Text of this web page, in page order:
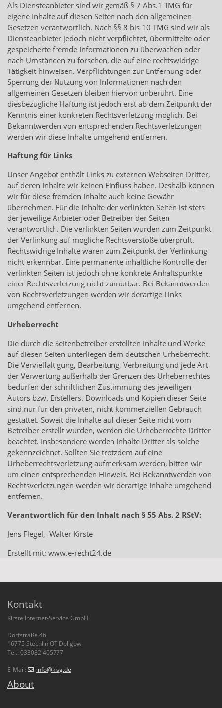
Als Diensteanbieter sind wir gemäß § 7 Abs.1 TMG für
eigene Inhalte auf diesen Seiten nach den allgemeinen
Gesetzen verantwortlich. Nach §§ 8 bis 10 TMG sind wir als
Diensteanbieter jedoch nicht verpflichtet, übermittelte oder
gespeicherte fremde Informationen zu überwachen oder
nach Umständen zu forschen, die auf eine rechtswidrige
Tätigkeit hinweisen. Verpflichtungen zur Entfernung oder
Sperrung der Nutzung von Informationen nach den
allgemeinen Gesetzen bleiben hiervon unberührt. Eine
diesbezügliche Haftung ist jedoch erst ab dem Zeitpunkt der
Kenntnis einer konkreten Rechtsverletzung möglich. Bei
Bekanntwerden von entsprechenden Rechtsverletzungen
werden wir diese Inhalte umgehend entfernen.
Haftung für Links
Unser Angebot enthält Links zu externen Webseiten Dritter,
auf deren Inhalte wir keinen Einfluss haben. Deshalb können
wir für diese fremden Inhalte auch keine Gewähr
übernehmen. Für die Inhalte der verlinkten Seiten ist stets
der jeweilige Anbieter oder Betreiber der Seiten
verantwortlich. Die verlinkten Seiten wurden zum Zeitpunkt
der Verlinkung auf mögliche Rechtsverstöße überprüft.
Rechtswidrige Inhalte waren zum Zeitpunkt der Verlinkung
nicht erkennbar. Eine permanente inhaltliche Kontrolle der
verlinkten Seiten ist jedoch ohne konkrete Anhaltspunkte
einer Rechtsverletzung nicht zumutbar. Bei Bekanntwerden
von Rechtsverletzungen werden wir derartige Links
umgehend entfernen.
Urheberrecht
Die durch die Seitenbetreiber erstellten Inhalte und Werke
auf diesen Seiten unterliegen dem deutschen Urheberrecht.
Die Vervielfältigung, Bearbeitung, Verbreitung und jede Art
der Verwertung außerhalb der Grenzen des Urheberrechtes
bedürfen der schriftlichen Zustimmung des jeweiligen
Autors bzw. Erstellers. Downloads und Kopien dieser Seite
sind nur für den privaten, nicht kommerziellen Gebrauch
gestattet. Soweit die Inhalte auf dieser Seite nicht vom
Betreiber erstellt wurden, werden die Urheberrechte Dritter
beachtet. Insbesondere werden Inhalte Dritter als solche
gekennzeichnet. Sollten Sie trotzdem auf eine
Urheberrechtsverletzung aufmerksam werden, bitten wir
um einen entsprechenden Hinweis. Bei Bekanntwerden von
Rechtsverletzungen werden wir derartige Inhalte umgehend
entfernen.
Verantwortlich für den Inhalt nach § 55 Abs. 2 RStV:
Jens Flegel, Walter Kirste
Erstellt mit: www.e-recht24.de
Kontakt
Kirste Internet-Service GmbH
Dorfstraße 46
16775 Stechlin OT Dollgow
Tel.: 033082 405777
E-Mail:
info@kisg.de
About